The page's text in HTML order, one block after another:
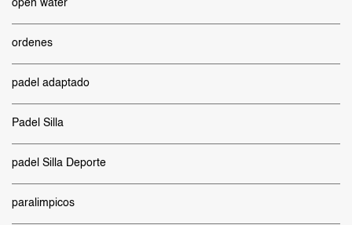
open water
ordenes
padel adaptado
Padel Silla
padel Silla Deporte
paralimpicos